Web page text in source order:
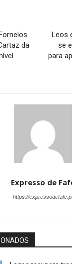
da
Leos
se
para
Expresso de
https://